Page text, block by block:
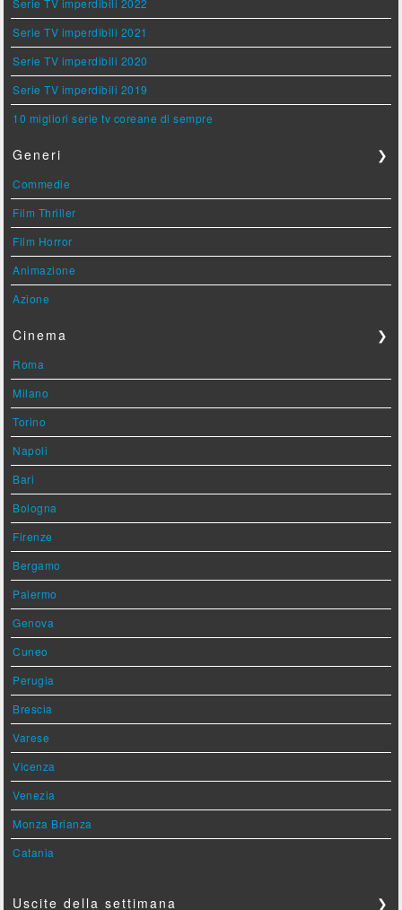
Serie TV imperdibili 2022
Serie TV imperdibili 2021
Serie TV imperdibili 2020
Serie TV imperdibili 2019
10 migliori serie tv coreane di sempre
Generi ❯
Commedie
Film Thriller
Film Horror
Animazione
Azione
Cinema ❯
Roma
Milano
Torino
Napoli
Bari
Bologna
Firenze
Bergamo
Palermo
Genova
Cuneo
Perugia
Brescia
Varese
Vicenza
Venezia
Monza Brianza
Catania
Uscite della settimana ❯